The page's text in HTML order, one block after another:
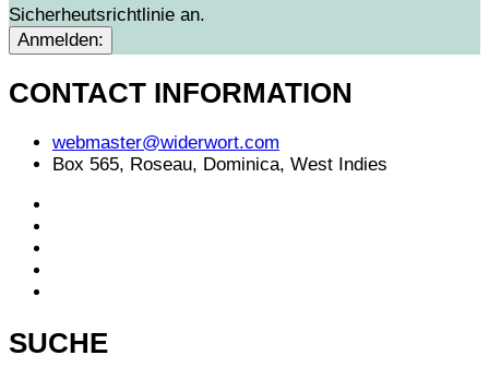
Sicherheutsrichtlinie an.
CONTACT INFORMATION
webmaster@widerwort.com
Box 565, Roseau, Dominica, West Indies
SUCHE